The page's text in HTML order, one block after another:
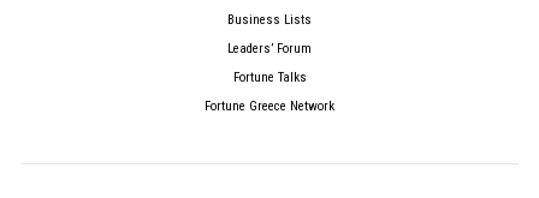
Business Lists
Leaders’ Forum
Fortune Talks
Fortune Greece Network